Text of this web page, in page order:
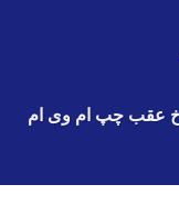
عقب چپ ام وی ام